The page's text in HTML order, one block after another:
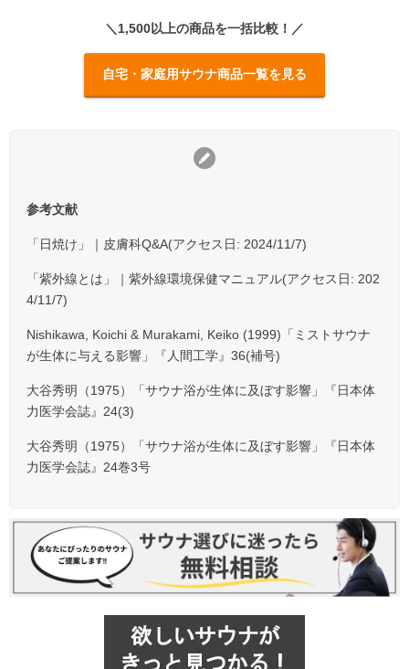
＼1,500以上の商品を一括比較！／
自宅・家庭用サウナ商品一覧を見る
参考文献
「日焼け」｜皮膚科Q&A(アクセス日: 2024/11/7)
「紫外線とは」｜紫外線環境保健マニュアル(アクセス日: 202
4/11/7)
Nishikawa, Koichi & Murakami, Keiko (1999)「ミストサウナ
が生体に与える影響」『人間工学』36(補号)
大谷秀明（1975）「サウナ浴が生体に及ぼす影響」『日本体
力医学会誌』24(3)
大谷秀明（1975）「サウナ浴が生体に及ぼす影響」『日本体
力医学会誌』24巻3号